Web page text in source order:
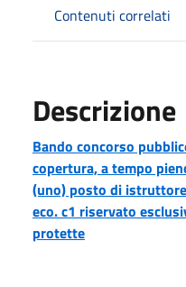
Contenuti correlati
Descrizione
Bando concorso
copertura, a tempo
(uno) posto di
eco. c1 riservato
protette